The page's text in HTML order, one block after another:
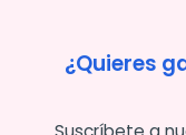
¿Quieres